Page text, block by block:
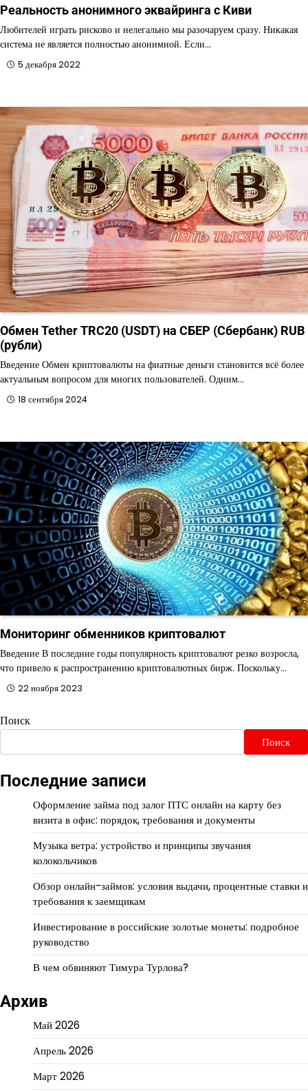
Реальность анонимного эквайринга с Киви
Любителей играть рисково и нелегально мы разочаруем сразу. Никакая
система не является полностью анонимной. Если…
5 декабря 2022
Обмен Tether TRC20 (USDT) на СБЕР (Сбербанк) RUB
(рубли)
Введение Обмен криптовалюты на фиатные деньги становится всё более
актуальным вопросом для многих пользователей. Одним…
18 сентября 2024
Мониторинг обменников криптовалют
Введение В последние годы популярность криптовалют резко возросла,
что привело к распространению криптовалютных бирж. Поскольку…
22 ноября 2023
Поиск
Поиск
Последние записи
Оформление займа под залог ПТС онлайн на карту без
визита в офис: порядок, требования и документы
Музыка ветра: устройство и принципы звучания
колокольчиков
Обзор онлайн-займов: условия выдачи, процентные ставки и
требования к заемщикам
Инвестирование в российские золотые монеты: подробное
руководство
В чем обвиняют Тимура Турлова?
Архив
Май 2026
Апрель 2026
Март 2026